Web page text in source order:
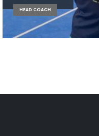
HEAD COACH